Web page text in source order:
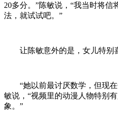
20多分。”陈敏说，“我当时将
法，就试试吧。”
让陈敏意外的是，女儿特别
“她以前最讨厌数学，但现
敏说，“视频里的动漫人物特别
象。”